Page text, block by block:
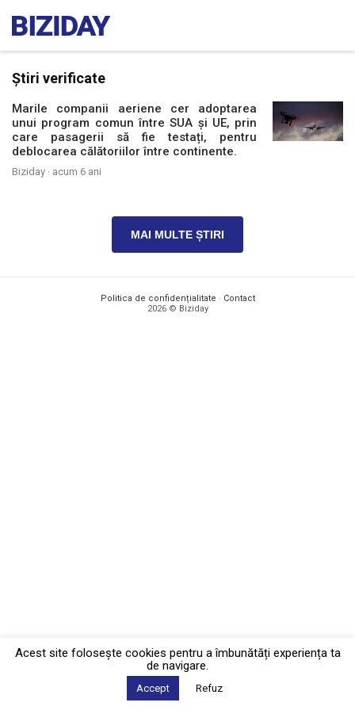
Știri verificate
Marile companii aeriene cer adoptarea
unui program comun între SUA și UE, prin
care pasagerii să fie testați, pentru
deblocarea călătoriilor între continente.
Biziday · acum 6 ani
MAI MULTE ȘTIRI
Politica de confidențialitate · Contact
2026 © Biziday
Acest site foloseşte cookies pentru a îmbunătăți experiența ta
de navigare.
Accept Refuz